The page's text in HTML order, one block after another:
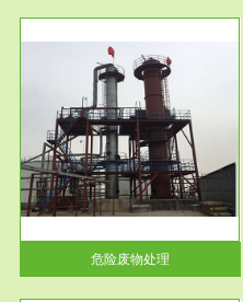
危险废物处理
服务范围
市政固废处理
蔚蓝生态环境科技所从事的市政
废物处理业务包括市政废物的处
理处...